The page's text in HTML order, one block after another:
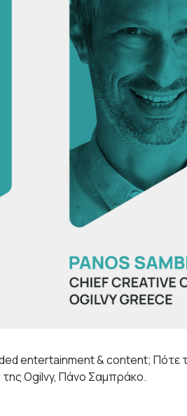
entertainment & content; Πότε
Ogilvy, Πάνο Σαμπράκο.